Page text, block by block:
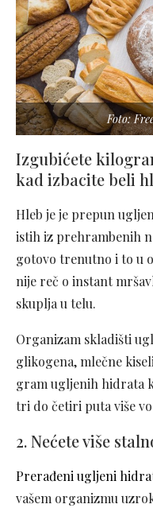
Foto:
Izgubićete
kad izbacite beli
Hleb je je prepun
istih iz prehrambenih
gotovo trenutno i to u
nije reč o instant
skuplja u telu.
Organizam skladišti
glikogena, mlečne
gram ugljenih hidrata
tri do četiri puta više
2. Nećete više
Prerađeni ugljeni
vašem organizmu